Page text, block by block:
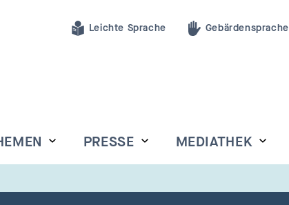
Leichte Sprache Gebärdensprache
PRESSE MEDIATHEK